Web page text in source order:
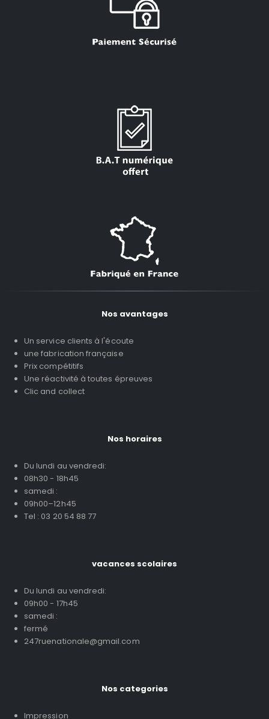
Nos avantages
Un service clients à l'écoute
une fabrication française
Prix compétitifs
Une réactivité à toutes épreuves
Clic and collect
Nos horaires
Du lundi au vendredi:
08h30 - 18h45
samedi :
09h00–12h45
Tel : 03 20 54 88 77
vacances scolaires
Du lundi au vendredi:
09h00 - 17h45
samedi :
fermé
247ruenationale@gmail.com
Nos categories
Impression